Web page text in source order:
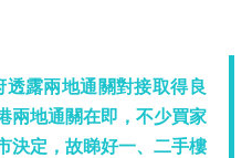
露兩地通關對接取得良
兩地通關在即，不少買家
決定，故睇好一、二手樓